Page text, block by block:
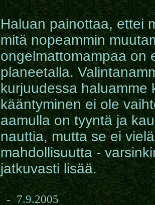
Haluan painottaa, ettei
mitä nopeammin
ongelmattomampaa on
planeetalla.
kurjuudessa haluamme
kääntyminen ei ole
aamulla on tyyntä ja
nauttia, mutta se ei
mahdollisuutta -
jatkuvasti lisää.
- 7.9.2005